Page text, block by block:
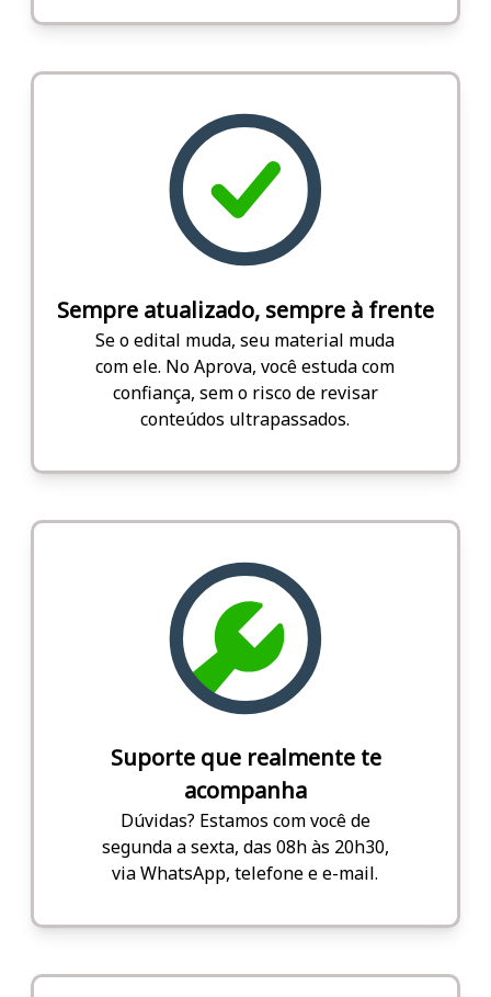
Sempre atualizado, sempre à frente
Se o edital muda, seu material muda
com ele. No Aprova, você estuda com
confiança, sem o risco de revisar
conteúdos ultrapassados.
Suporte que realmente te
acompanha
Dúvidas? Estamos com você de
segunda a sexta, das 08h às 20h30,
via WhatsApp, telefone e e-mail.